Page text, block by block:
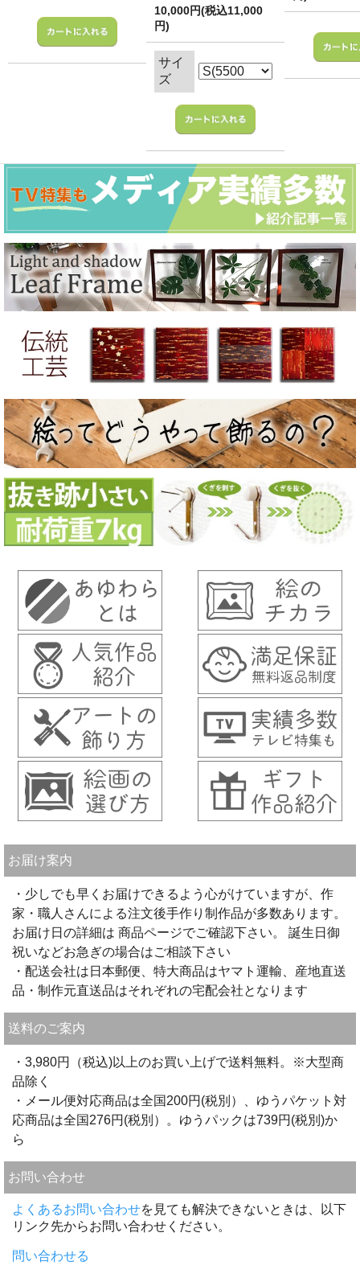
10,000円(税込11,000
円)
サイ
ズ
お届け案内
・少しでも早くお届けできるよう心がけていますが、作
家・職人さんによる注文後手作り制作品が多数あります。
お届け日の詳細は 商品ページでご確認下さい。 誕生日御
祝いなどお急ぎの場合はご相談下さい
・配送会社は日本郵便、特大商品はヤマト運輸、産地直送
品・制作元直送品はそれぞれの宅配会社となります
送料のご案内
・3,980円（税込)以上のお買い上げで送料無料。※大型商
品除く
・メール便対応商品は全国200円(税別）、ゆうパケット対
応商品は全国276円(税別）。ゆうパックは739円(税別)か
ら
お問い合わせ
よくあるお問い合わせを見ても解決できないときは、以下
リンク先からお問い合わせください。
問い合わせる